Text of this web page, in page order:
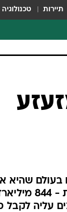
תיירות טכנולוגיה
בעולם שהיא
זקוקה לחילוץ ? האיחוד, וגרמניה בראשו, חוששים מהחשיפה הענקית
עליה לקבל